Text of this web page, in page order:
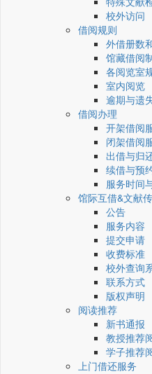
校外访问
借阅规则
外借册数
馆藏借阅
各阅览室
室内阅览
逾期与遗
借阅办理
开架借阅
闭架借阅
出借与归
续借与预
服务时间
馆际互借&文献
公告
服务内容
提交申请
收费标准
校外查询
联系方式
版权声明
阅读推荐
新书通报
教授推荐
学子推荐
上门借还服务